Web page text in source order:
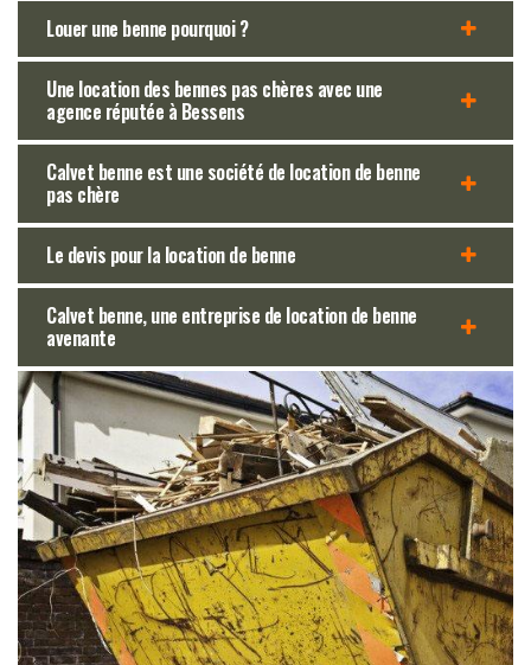
Louer une benne pourquoi ?
Une location des bennes pas chères avec une
agence réputée à Bessens
Calvet benne est une société de location de benne
pas chère
Le devis pour la location de benne
Calvet benne, une entreprise de location de benne
avenante